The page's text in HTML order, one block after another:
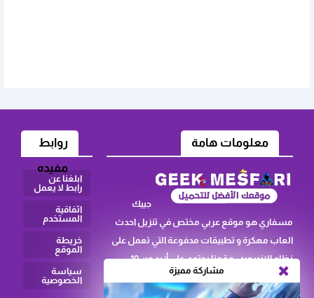
مشاركة مميزة
معلومات هامة
جييك
مسفاري هو موقع عربي مختص في تنزيل احدث
العاب مهكرة و تطبيقات مدفوعة التي تعمل على
نظام الاندرويد ، مقعنا يحتوي على أزيد من 10
اصناف يوجد صنف العاب كرة القدم ك و يوجد
كدالك صنف العاب الاكشن كلعبة فري فاير
روابط
مفيده
ابلغنا عن
رابط لا يعمل
اثفاقية
المستخدم
خريطة
الموقع
سياسة
الخصوصية